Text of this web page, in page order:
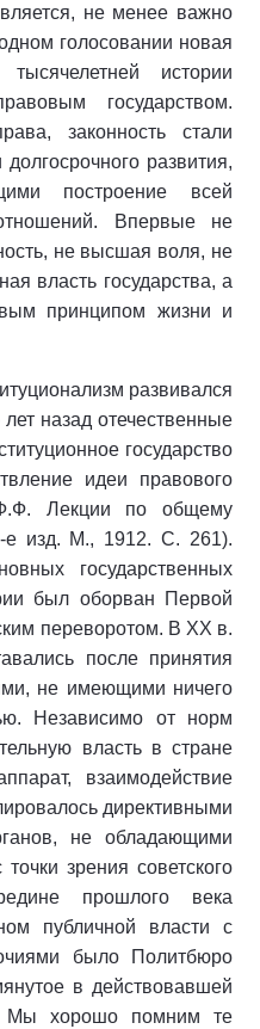
не менее важно
голосовании новая
истории
государством.
законность стали
развития,
построение всей
Впервые не
не высшая воля, не
власть государства, а
принципом жизни и
развивался
назад отечественные
государство
идеи правового
Ф.Ф. Лекции по общему
е изд. М., 1912. С. 261).
государственных
был оборван Первой
переворотом. В XX в.
после принятия
не имеющими ничего
Независимо от норм
власть в стране
взаимодействие
директивными
не обладающими
зрения советского
прошлого века
публичной власти с
было Политбюро
в действовавшей
Мы хорошо помним те